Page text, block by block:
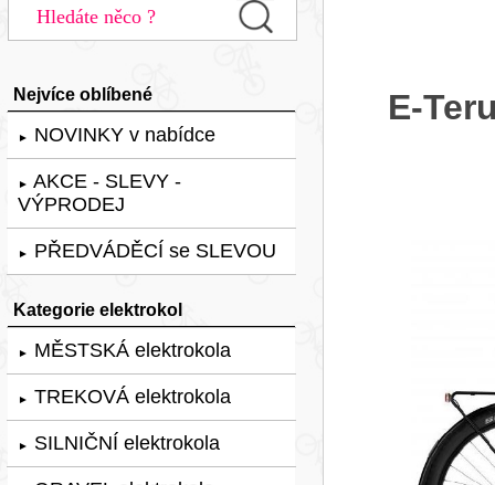
Nejvíce oblíbené
► NOVINKY v nabídce
► AKCE - SLEVY -
VÝPRODEJ
► PŘEDVÁDĚCÍ se SLEVOU
Kategorie elektrokol
► MĚSTSKÁ elektrokola
► TREKOVÁ elektrokola
► SILNIČNÍ elektrokola
E-